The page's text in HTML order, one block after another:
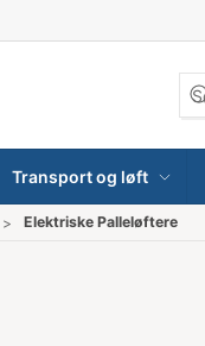
Transport og løft
Elektriske Palleløftere